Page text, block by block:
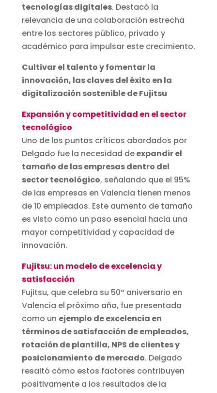
tecnologías digitales. Destacó la
relevancia de una colaboración estrecha
entre los sectores público, privado y
académico para impulsar este crecimiento.
Cultivar el talento y fomentar la
innovación, las claves del éxito en la
digitalización sostenible de Fujitsu
Expansión y competitividad en el sector
tecnológico
Uno de los puntos críticos abordados por
Delgado fue la necesidad deexpandir el
tamaño de las empresas dentro del
sector tecnológico, señalando que el 95%
de las empresas en Valencia tienen menos
de 10 empleados. Este aumento de tamaño
es visto como un paso esencial hacia una
mayor competitividad y capacidad de
innovación.
Fujitsu: un modelo de excelencia y
satisfacción
Fujitsu, que celebra su 50º aniversario en
Valencia el próximo año, fue presentada
como un ejemplo de excelencia en
términos de satisfacción de empleados,
rotación de plantilla, NPS de clientes y
posicionamiento de mercado. Delgado
resaltó cómo estos factores contribuyen
positivamente a los resultados de la